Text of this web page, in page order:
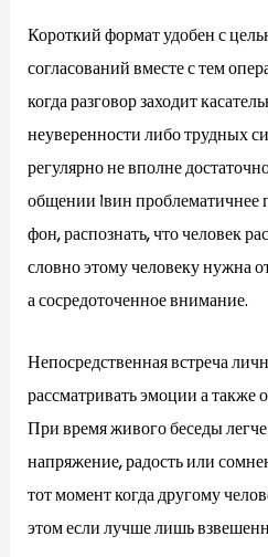
Короткий формат удобен с
согласований вместе с тем
когда разговор заходит
неуверенности либо трудных
регулярно не вполне
общении 1вин
фон, распознать, что человек
словно этому человеку нужна
а сосредоточенное внимание.
Непосредственная встреча
рассматривать эмоции а также
При время живого беседы
напряжение, радость или
тот момент когда другому
этом если лучше лишь